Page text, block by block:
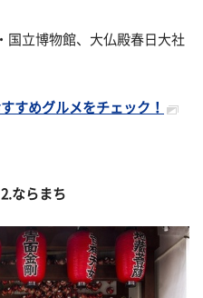
立博物館、大仏殿春日大社
すめグルメをチェック！
ならまち